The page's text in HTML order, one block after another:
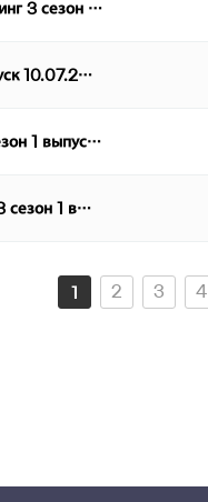
3 сезон …
10.07.2…
1 выпус…
сезон 1 в…
2 3 4